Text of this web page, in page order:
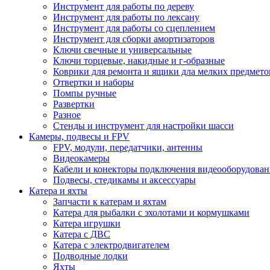
Инструмент для работы по дереву
Инструмент для работы по лексану
Инструмент для работы со сцеплением
Инструмент для сборки амортизаторов
Ключи свечные и универсальные
Ключи торцевые, накидные и г-образные
Коврики для ремонта и ящики дла мелких
Отвертки и наборы
Помпы ручные
Развертки
Разное
Стенды и инструмент для настройки шасси
Камеры, подвесы и FPV
FPV, модули, передатчики, антенны
Видеокамеры
Кабели и конекторы подключения
Подвесы, стедикамы и аксессуары
Катера и яхты
Запчасти к катерам и яхтам
Катера для рыбалки с эхолотами и кормушками
Катера игрушки
Катера с ДВС
Катера с электродвигателем
Подводные лодки
Яхты